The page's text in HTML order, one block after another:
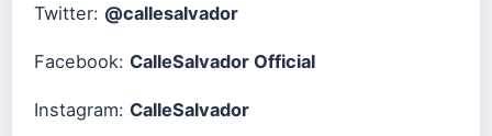
Twitter: @callesalvador
Facebook: CalleSalvador Official
Instagram: CalleSalvador